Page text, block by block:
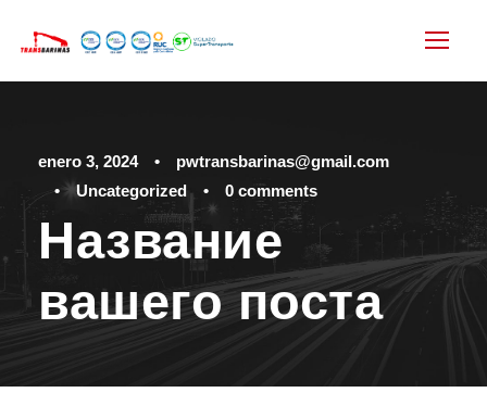
enero 3, 2024 •
pwtransbarinas@gmail.com
•
Uncategorized • 0 comments
Название
вашего поста